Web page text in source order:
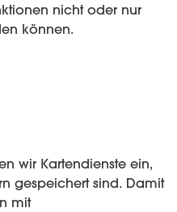
nicht oder nur
können.
wir Kartendienste ein,
gespeichert sind. Damit
mit